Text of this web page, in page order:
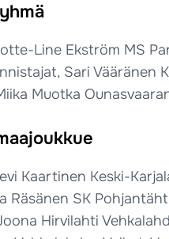
Line Ekström MS
Sari Vääränen
Muotka
Kaartinen Keski-
Räsänen SK
Hirvilahti